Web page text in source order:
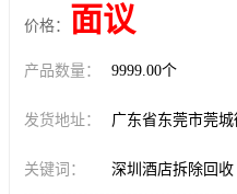
价格： 面议
产品数量： 9999.00个
发货地址： 广东省东莞市莞
关键词： 深圳酒店拆除回收